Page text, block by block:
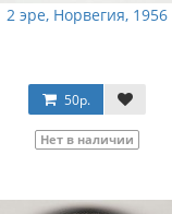
2 эре, Норвегия, 1956
50р.
Нет в наличии